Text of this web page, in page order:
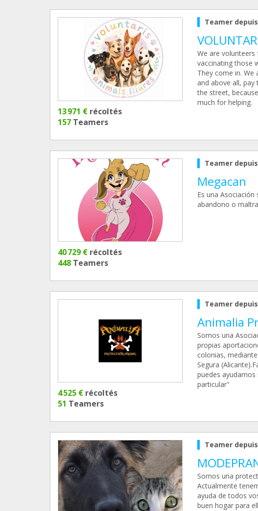
13 971 € récoltés
157 Teamers
Teamer
We are
vaccinating those
They come in.
and above all,
the street,
much for helping.
40 729 € récoltés
448 Teamers
Teamer
Megacan
Es una
abandono o
4 525 € récoltés
51 Teamers
Teamer
Animalia
Somos una
propias
colonias,
Segura
puedes
particular"
Teamer
Somos una
Actualmente
ayuda de todos
buen hogar para